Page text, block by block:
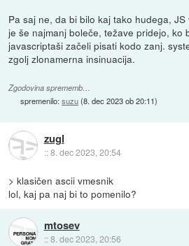
Pa saj ne, da bi bilo kaj tako hudega,
je še najmanj boleče, težave pridejo, ko
javascriptaši začeli pisati kodo zanj.
zgolj zlonamerna insinuacija.
Zgodovina sprememb…
spremenilo:suzu(8. dec 2023 ob 20:11)
zugl
::8. dec 2023, 20:54
> klasičen ascii vmesnik
lol, kaj pa naj bi to pomenilo?
mtosev
::8. dec 2023, 20:56